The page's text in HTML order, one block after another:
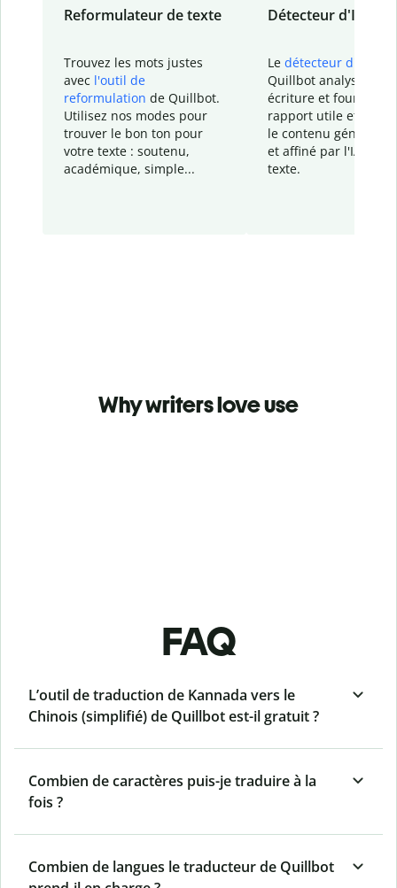
Reformulateur de texte
Trouvez les mots justes
avec l'outil de
reformulation de Quillbot.
Utilisez nos modes pour
trouver le bon ton pour
votre texte : soutenu,
académique, simple...
Détecteur d'IA
Le détecteur d'IA
Quillbot analyse votre
écriture et fournit un
rapport utile et
le contenu généré
et affiné par l'IA
texte.
Why writers love use
FAQ
L’outil de traduction de Kannada vers le
Chinois (simplifié) de Quillbot est-il gratuit ?
Combien de caractères puis-je traduire à la
fois ?
Combien de langues le traducteur de Quillbot